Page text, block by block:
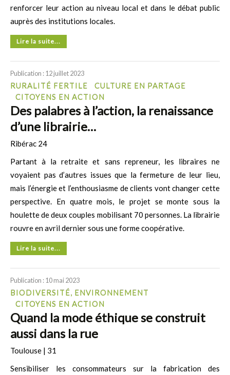
renforcer leur action au niveau local et dans le débat public
auprès des institutions locales.
Lire la suite...
Publication : 12 juillet 2023
RURALITÉ FERTILE
CULTURE EN PARTAGE
CITOYENS EN ACTION
Des palabres à l’action, la renaissance
d’une librairie…
Ribérac 24
Partant à la retraite et sans repreneur, les libraires ne
voyaient pas d’autres issues que la fermeture de leur lieu,
mais l’énergie et l’enthousiasme de clients vont changer cette
perspective. En quatre mois, le projet se monte sous la
houlette de deux couples mobilisant 70 personnes. La librairie
rouvre en avril dernier sous une forme coopérative.
Lire la suite...
Publication : 10 mai 2023
BIODIVERSITÉ, ENVIRONNEMENT
CITOYENS EN ACTION
Quand la mode éthique se construit
aussi dans la rue
Toulouse | 31
Sensibiliser les consommateurs sur la fabrication des